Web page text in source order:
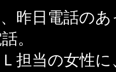
昨日電話のあ
。
担当の女性に